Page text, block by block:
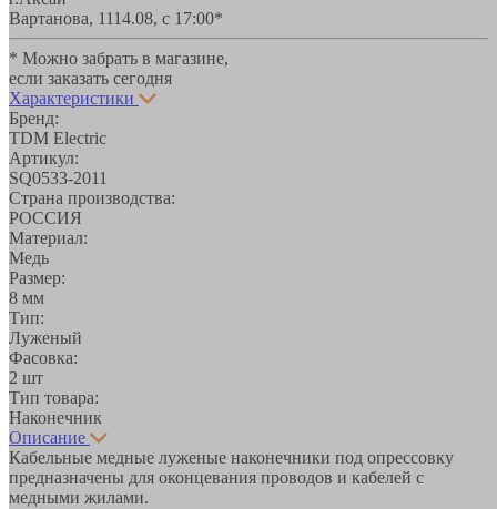
Вартанова, 1114.08, с 17:00*
* Можно забрать в магазине,
если заказать сегодня
Характеристики
Бренд:
TDM Electric
Артикул:
SQ0533-2011
Страна производства:
РОССИЯ
Материал:
Медь
Размер:
8 мм
Тип:
Луженый
Фасовка:
2 шт
Тип товара:
Наконечник
Описание
Кабельные медные луженые наконечники под опрессовку
предназначены для оконцевания проводов и кабелей с
медными жилами.